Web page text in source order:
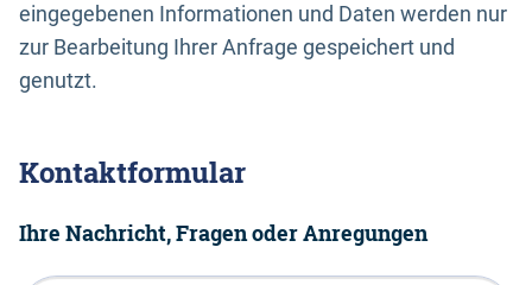
eingegebenen Informationen und Daten werden nur
zur Bearbeitung Ihrer Anfrage gespeichert und
genutzt.
Kontaktformular
Ihre Nachricht, Fragen oder Anregungen